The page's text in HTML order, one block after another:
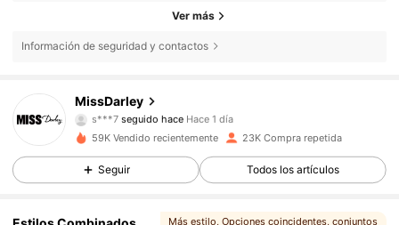
Ver más
Información de seguridad y contactos
MissDarley
s***7seguido hace
g***u está navegando
4,89
5.4K Seguidores
59K Vendido recientemente 23K Compra repetida
Seguir Todos los artículos
Más estilo, Opciones coincidentes, conjuntos